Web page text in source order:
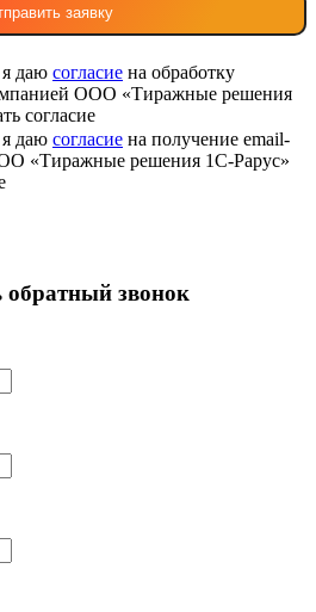
я даю согласие на обработку
ООО «Тиражные решения
согласие
я даю согласие на получение email-
«Тиражные решения 1С-Рарус»
обратный звонок